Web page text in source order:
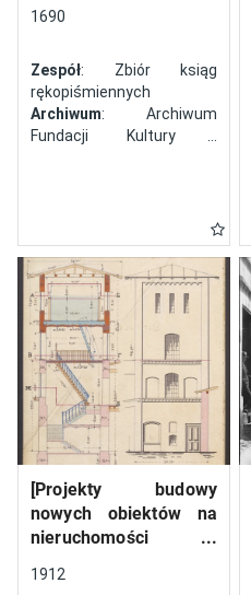
1690
Zespół: Zbiór ksiąg
rękopiśmiennych
Archiwum: Archiwum
Fundacji Kultury i
[Projekty budowy
nowych obiektów na
nieruchomości
numerem 34 przy ulicy
1912